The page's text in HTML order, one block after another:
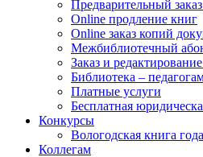
Предварительный
Online продление книг
Online заказ копий
Межбиблиотечный
Заказ и
Библиотека –
Платные услуги
Бесплатная
Конкурсы
Вологодская книга года
Коллегам